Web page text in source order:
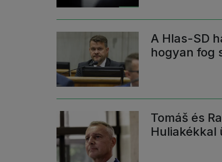
A Hlas-SD
hogyan fog
Tomáš és
Huliakékkal